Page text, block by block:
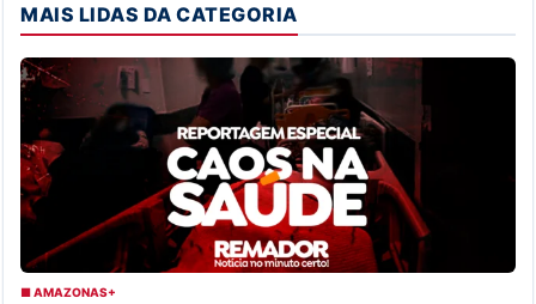
MAIS LIDAS DA CATEGORIA
■ AMAZONAS+